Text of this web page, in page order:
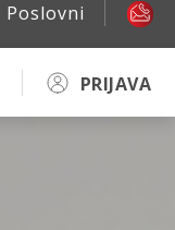
Poslovni
PRIJAVA